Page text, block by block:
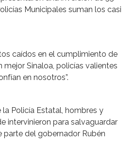
Municipales suman los casi
caídos en el cumplimiento de
mejor Sinaloa, policías valientes
en nosotros”.
Policía Estatal, hombres y
intervinieron para salvaguardar
parte del gobernador Rubén